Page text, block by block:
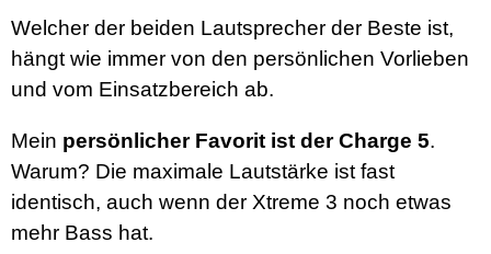
Welcher der beiden Lautsprecher der Beste ist,
hängt wie immer von den persönlichen Vorlieben
und vom Einsatzbereich ab.
Mein persönlicher Favorit ist der Charge 5.
Warum? Die maximale Lautstärke ist fast
identisch, auch wenn der Xtreme 3 noch etwas
mehr Bass hat.